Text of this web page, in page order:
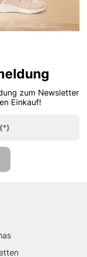
zum Newsletter
Einkauf!
(*)